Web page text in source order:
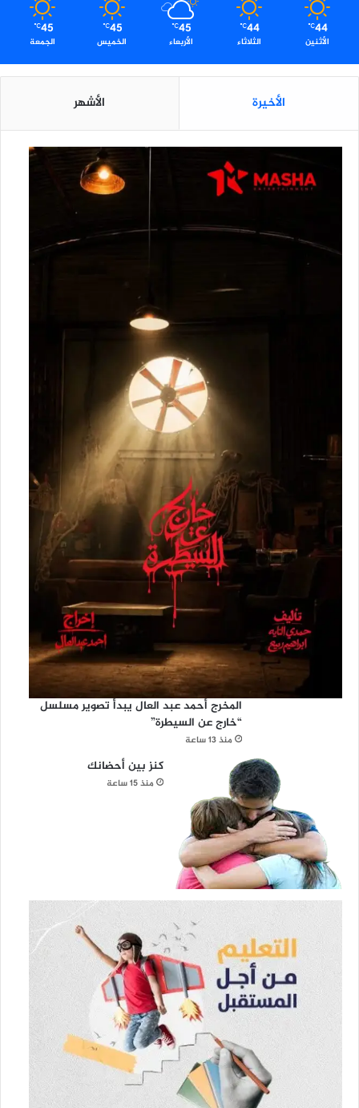
44
℃
الأثنين
44
℃
الثلاثاء
45
℃
الأربعاء
45
℃
الخميس
45
℃
الجمعة
الأخيرة الأشهر
المخرج أحمد عبد العال يبدأ تصوير مسلسل
“خارج عن السيطرة”
منذ 13 ساعة
كنز بين أحضانك
منذ 15 ساعة